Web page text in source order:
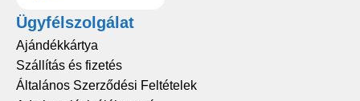
Ügyfélszolgálat
Ajándékkártya
Szállítás és fizetés
Általános Szerződési Feltételek